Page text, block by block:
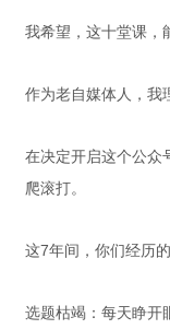
我希望，这十堂课，
作为老自媒体人，我
在决定开启这个公众
爬滚打。
这7年间，你们经历
选题枯竭：每天睁开